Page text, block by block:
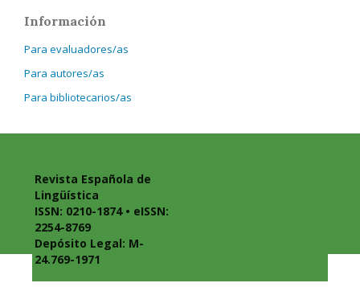
Información
Para evaluadores/as
Para autores/as
Para bibliotecarios/as
Revista Española de
Lingüística
ISSN: 0210-1874 • eISSN:
2254-8769
Depósito Legal: M-
24.769-1971